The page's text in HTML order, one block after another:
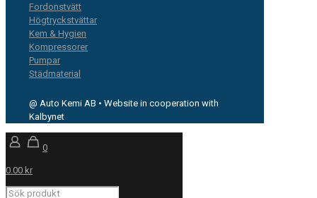
Fordonstvätt
Högtryckstvättar
Kem & Hygien
Kompressorer
Pumpar
Städmaterial
@ Auto Kemi AB • Website in cooperation with
Kalbynet
0
0.00 kr